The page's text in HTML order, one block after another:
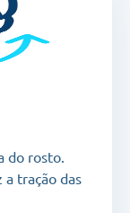
do rosto.
a tração das